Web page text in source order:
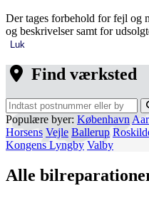
Der tages forbehold for fejl og
og beskrivelser samt for
Luk
Find værksted
Populære byer: København
Horsens Vejle Ballerup
Kongens Lyngby Valby
Alle